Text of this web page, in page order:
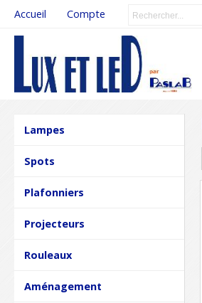
Accueil Compte
Lampes
Spots
Plafonniers
Projecteurs
Rouleaux
Aménagement